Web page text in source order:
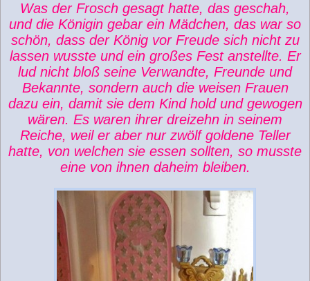
Was der Frosch gesagt hatte, das geschah,
und die Königin gebar ein Mädchen, das war so
schön, dass der König vor Freude sich nicht zu
lassen wusste und ein großes Fest anstellte. Er
lud nicht bloß seine Verwandte, Freunde und
Bekannte, sondern auch die weisen Frauen
dazu ein, damit sie dem Kind hold und gewogen
wären. Es waren ihrer dreizehn in seinem
Reiche, weil er aber nur zwölf goldene Teller
hatte, von welchen sie essen sollten, so musste
eine von ihnen daheim bleiben.